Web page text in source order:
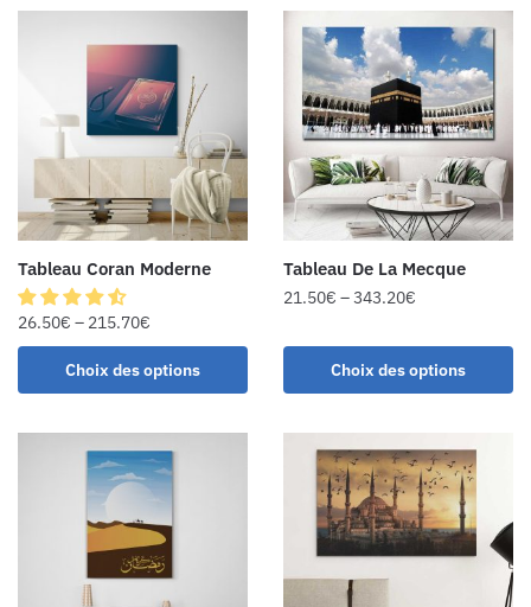
Tableau Coran Moderne
26.50€ – 215.70€
Choix des options
Tableau De La Mecque
21.50€ –343.20€
Choix des options